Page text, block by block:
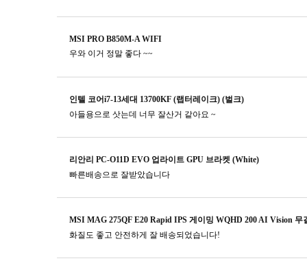
MSI PRO B850M-A WIFI
우와 이거 정말 좋다 ~~
인텔 코어i7-13세대 13700KF (랩터레이크) (벌크)
아들용으로 삿는데 너무 잘산거 같아요 ~
리안리 PC-O11D EVO 업라이트 GPU 브라켓 (White)
빠른배송으로 잘받았습니다
MSI MAG 275QF E20 Rapid IPS 게이밍 WQHD 200 AI Vision 무
화질도 좋고 안전하게 잘 배송되었습니다!